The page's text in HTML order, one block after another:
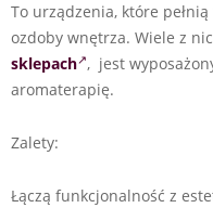
To urządzenia, które
ozdoby wnętrza. Wiele z
sklepach , jest
aromaterapię.
Zalety:
Łączą funkcjonalność z